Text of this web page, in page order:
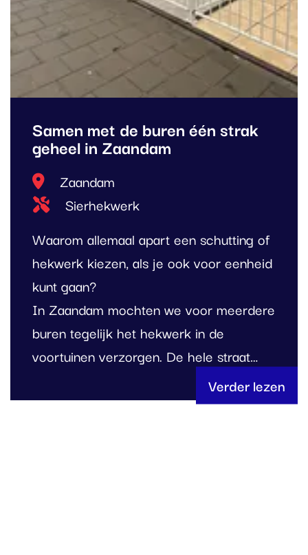
Samen met de buren één strak
geheel in Zaandam
Locatie
Zaandam
Type project
Sierhekwerk
Waarom allemaal apart een schutting of
hekwerk kiezen, als je ook voor eenheid
kunt gaan?
In Zaandam mochten we voor meerdere
buren tegelijk het hekwerk in de
voortuinen verzorgen. De hele straat…
Verder lezen